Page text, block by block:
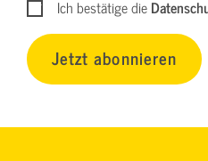
Ich bestätige die
Jetzt abonnieren